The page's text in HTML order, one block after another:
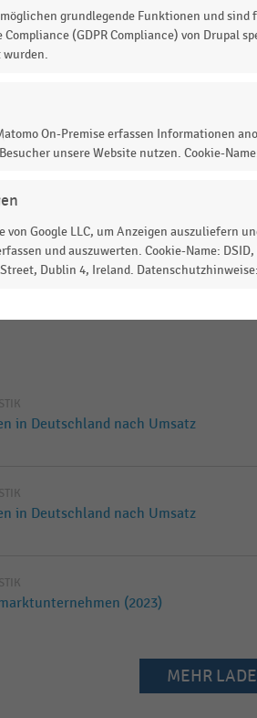
Drogeriemärkte
Statistik? Jetzt einloggen oder
in Deutschland nach Umsatz
in Deutschland nach Umsatz
(2023)
MEHR
grundlegende Funktionen und
(GDPR Compliance) von Drupal
wurden.
On-Premise erfassen Informationen
unsere Website nutzen. Cookie-
von Google LLC, um Anzeigen auszuliefern
und auszuwerten. Cookie-Name:
Street, Dublin 4, Ireland.